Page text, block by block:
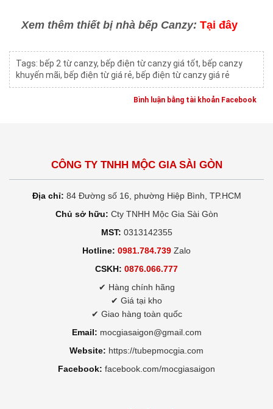
Xem thêm thiết bị nhà bếp Canzy: Tại đây
Tags: bếp 2 từ canzy, bếp điện từ canzy giá tốt, bếp canzy
khuyến mãi, bếp điện từ giá rẻ, bếp điện từ canzy giá rẻ
Bình luận bằng tài khoản Facebook
CÔNG TY TNHH MỘC GIA SÀI GÒN
Địa chỉ: 84 Đường số 16, phường Hiệp Bình, TP.HCM
Chủ sở hữu: Cty TNHH Mộc Gia Sài Gòn
MST: 0313142355
Hotline: 0981.784.739 Zalo
CSKH: 0876.066.777
✔ Hàng chính hãng
✔ Giá tại kho
✔ Giao hàng toàn quốc
Email: mocgiasaigon@gmail.com
Website: https://tubepmocgia.com
Facebook: facebook.com/mocgiasaigon